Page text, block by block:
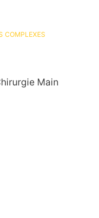
COMPLEXES
Main